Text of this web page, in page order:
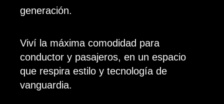
generación.
Viví la máxima comodidad para
conductor y pasajeros, en un espacio
que respira estilo y tecnología de
vanguardia.